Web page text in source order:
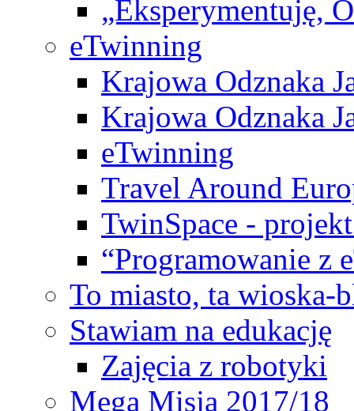
„Eksperymentuję,
eTwinning
Krajowa Odznaka
Krajowa Odznaka
eTwinning
Travel Around
TwinSpace -
“Programowanie z
To miasto, ta wioska-
Stawiam na edukację
Zajęcia z robotyki
Mega Misja 2017/18